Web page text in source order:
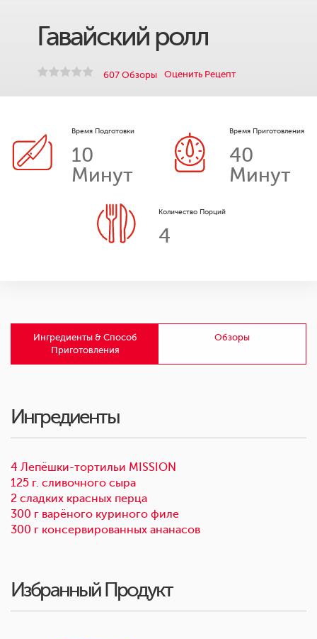
Гавайский ролл
607 Обзоры Оценить Рецепт
Время Подготовки
10
Минут
Время Приготовления
40
Минут
Количество Порций
4
Ингредиенты & Способ
Приготовления
Обзоры
Ингредиенты
4 Лепёшки-тортильи MISSION
125 г. сливочного сыра
2 сладких красных перца
300 г варёного куриного филе
300 г консервированных ананасов
Избранный Продукт